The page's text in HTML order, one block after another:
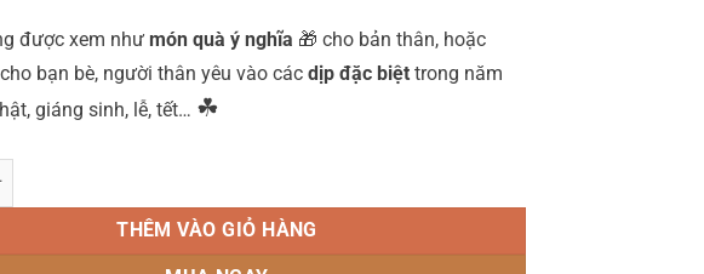
được xem như món quà ý nghĩa 🎁 cho bản thân, hoặc
bạn bè, người thân yêu vào các dịp đặc biệt trong năm
giáng sinh, lễ, tết… ☘
Aquamarine 6 ly số lượng
THÊM VÀO GIỎ HÀNG